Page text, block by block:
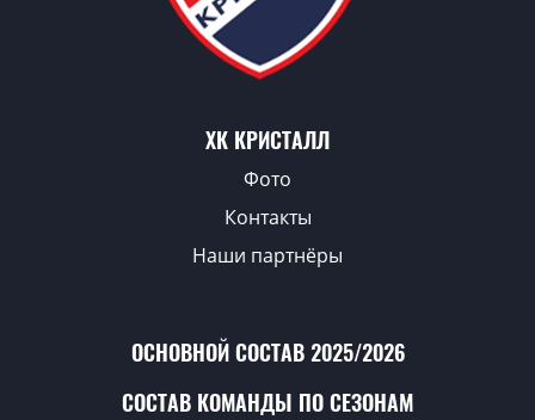
ХК КРИСТАЛЛ
Фото
Контакты
Наши партнёры
ОСНОВНОЙ СОСТАВ 2025/2026
СОСТАВ КОМАНДЫ ПО СЕЗОНАМ